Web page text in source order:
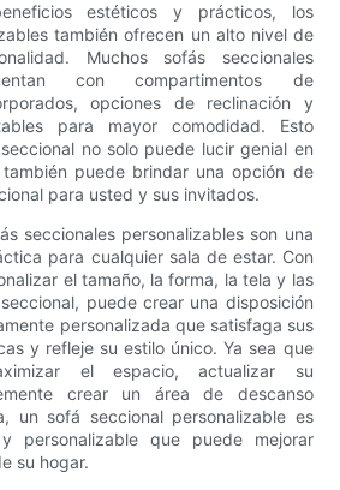
estéticos y prácticos, los
también ofrecen un alto nivel de
Muchos sofás seccionales
con compartimentos de
opciones de reclinación y
para mayor comodidad. Esto
no solo puede lucir genial en
puede brindar una opción de
para usted y sus invitados.
seccionales personalizables son una
para cualquier sala de estar. Con
el tamaño, la forma, la tela y las
puede crear una disposición
personalizada que satisfaga sus
y refleje su estilo único. Ya sea que
el espacio, actualizar su
crear un área de descanso
un sofá seccional personalizable es
personalizable que puede mejorar
su hogar.